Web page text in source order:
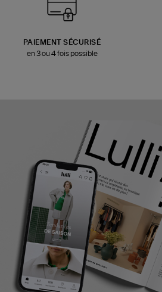
PAIEMENT SÉCURISÉ
en 3 ou 4 fois possible